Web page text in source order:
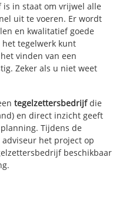
in staat om vrijwel alle
uit te voeren. Er wordt
en kwalitatief goede
tegelwerk kunt
vinden van een
Zeker als u niet weet
tegelzettersbedrijfdie
en direct inzicht geeft
Tijdens de
het project op
beschikbaar